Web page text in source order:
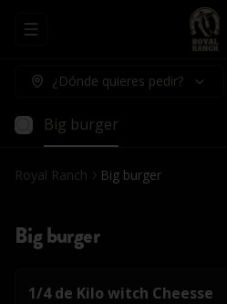
Abrir menu de navegación
¿Dónde quieres pedir?
Big burger
Royal Ranch Big burger
Big burger
1/4 de Kilo witch Cheesse